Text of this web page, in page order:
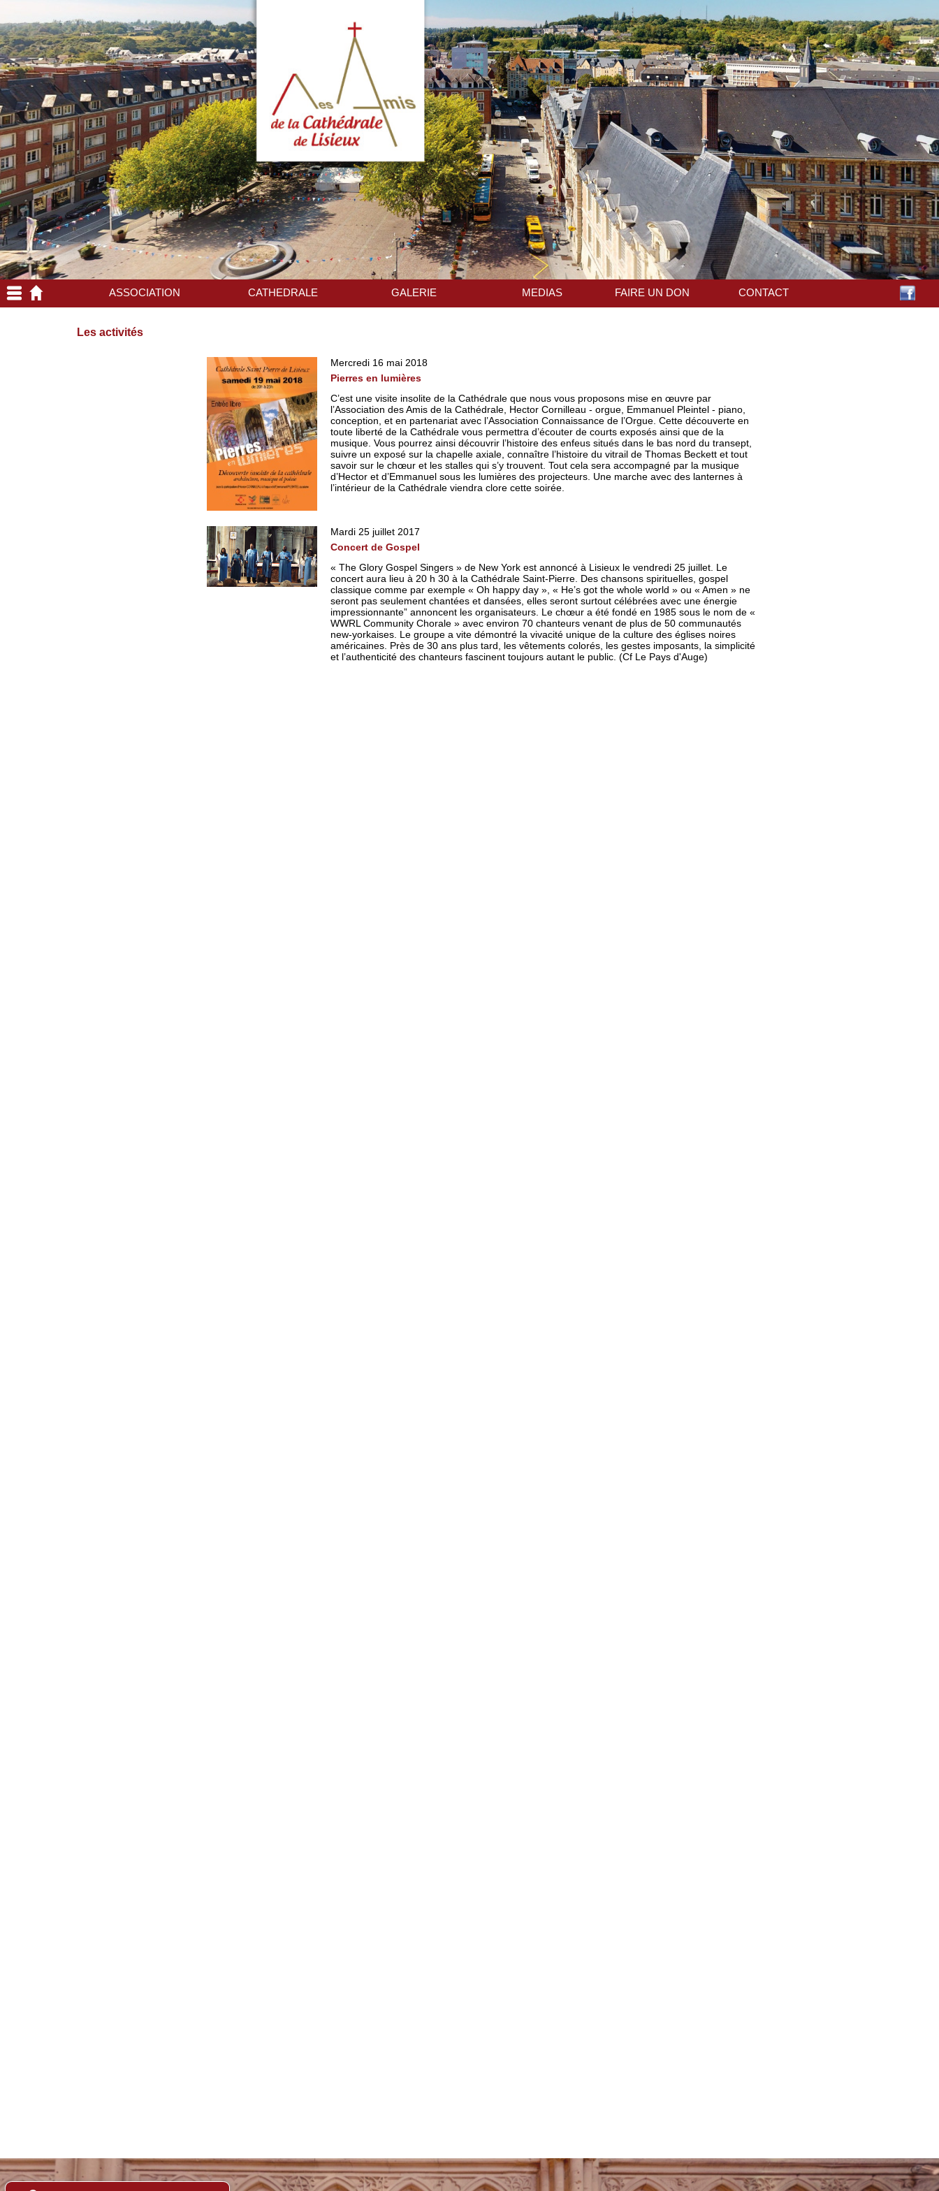
ASSOCIATION
Association
CATHEDRALE
Découverte
GALERIE MEDIAS FAIRE UN DON CONTACT
Les activités
Mercredi 16 mai 2018
Pierres en lumières
C’est une visite insolite de la Cathédrale que nous vous proposons mise en œuvre par
l’Association des Amis de la Cathédrale, Hector Cornilleau - orgue, Emmanuel Pleintel - piano,
conception, et en partenariat avec l’Association Connaissance de l’Orgue. Cette découverte en
toute liberté de la Cathédrale vous permettra d’écouter de courts exposés ainsi que de la
musique. Vous pourrez ainsi découvrir l’histoire des enfeus situés dans le bas nord du transept,
suivre un exposé sur la chapelle axiale, connaître l’histoire du vitrail de Thomas Beckett et tout
savoir sur le chœur et les stalles qui s’y trouvent. Tout cela sera accompagné par la musique
d’Hector et d’Emmanuel sous les lumières des projecteurs. Une marche avec des lanternes à
l’intérieur de la Cathédrale viendra clore cette soirée.
Mardi 25 juillet 2017
Concert de Gospel
« The Glory Gospel Singers » de New York est annoncé à Lisieux le vendredi 25 juillet. Le
concert aura lieu à 20 h 30 à la Cathédrale Saint-Pierre. Des chansons spirituelles, gospel
classique comme par exemple « Oh happy day », « He’s got the whole world » ou « Amen » ne
seront pas seulement chantées et dansées, elles seront surtout célébrées avec une énergie
impressionnante” annoncent les organisateurs. Le chœur a été fondé en 1985 sous le nom de «
WWRL Community Chorale » avec environ 70 chanteurs venant de plus de 50 communautés
new-yorkaises. Le groupe a vite démontré la vivacité unique de la culture des églises noires
américaines. Près de 30 ans plus tard, les vêtements colorés, les gestes imposants, la simplicité
et l’authenticité des chanteurs fascinent toujours autant le public. (Cf Le Pays d'Auge)